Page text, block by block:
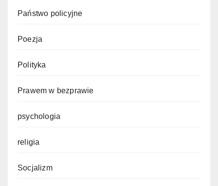
Państwo policyjne
Poezja
Polityka
Prawem w bezprawie
psychologia
religia
Socjalizm